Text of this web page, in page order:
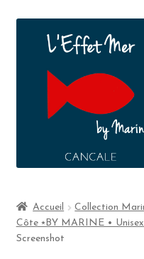
A propos
Accueil Collection
Côte ⭑BY MARINE •
Screenshot